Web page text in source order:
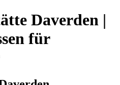
Daverden |
für